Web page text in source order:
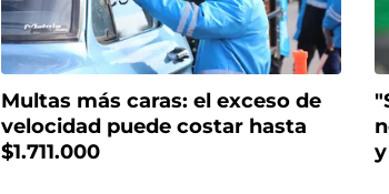
Multas más caras: el exceso de
velocidad puede costar hasta
$1.711.000